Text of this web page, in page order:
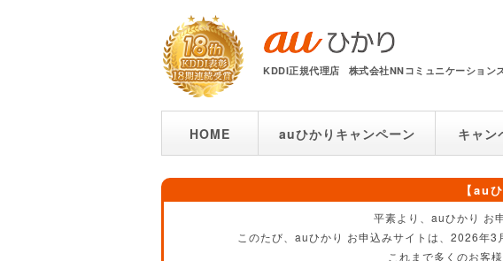
KDDI正規代理店 株式会社NNコミュニケーション
HOME auひかりキャンペーン キャン
【au
平素より、auひかり お
このたび、auひかり お申込みサイトは、2026年
これまで多くのお客